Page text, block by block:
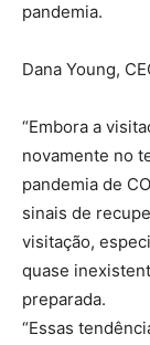
pandemia.
Dana Young,
“Embora a
novamente no
pandemia de
sinais de
visitação,
quase
preparada.
“Essas